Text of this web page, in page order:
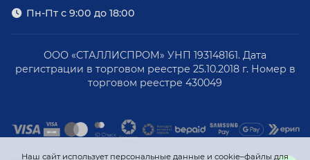
Наш сайт использует персональные данные и cookie–файлы для
Пн-Пт с 9:00 до 18:00
ООО «СТАЛЛИСПРОМ» УНП 193148161. Дата
регистрации в торговом реестре 25.10.2018 г. Номер в
торговом реестре 430049